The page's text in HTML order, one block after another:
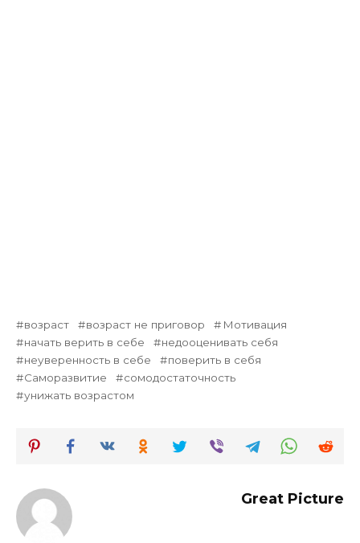
возраст возраст не приговор
Мотивация
начать верить в себе
недооценивать себя
неуверенность в себе
поверить в себя
Саморазвитие
сомодостаточность
унижать возрастом
Great Picture